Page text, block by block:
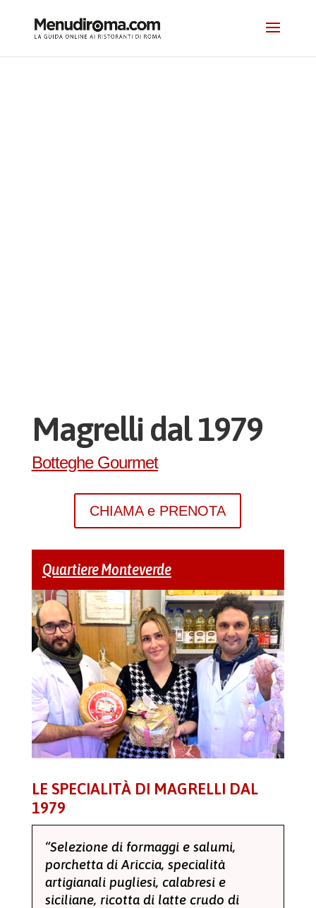
Magrelli dal 1979
Botteghe Gourmet
CHIAMA e PRENOTA
QuartiereMonteverde
LE SPECIALITÀ DI MAGRELLI DAL
1979
“Selezione di formaggi e salumi,
porchetta di Ariccia, specialità
artigianali pugliesi, calabresi e
siciliane, ricotta di latte crudo di